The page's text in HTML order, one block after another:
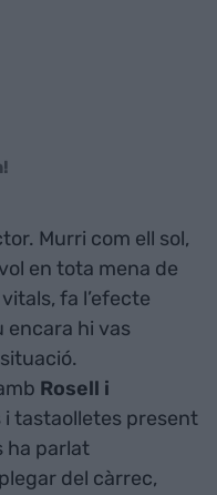
Murri com ell sol,
en tota mena de
fa l’efecte
encara hi vas
Rosell i
i tastaolletes present
ha parlat
del càrrec,